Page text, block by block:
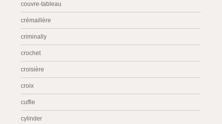
couvre-tableau
crémaillère
criminally
crochet
croisière
croix
cuffie
cylinder